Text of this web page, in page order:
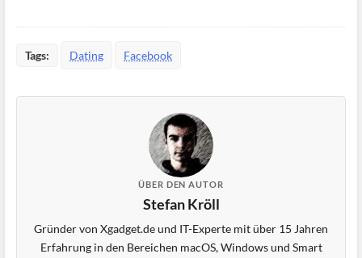
Tags: Dating Facebook
ÜBER DEN AUTOR
Stefan Kröll
Gründer von Xgadget.de und IT-Experte mit über 15 Jahren
Erfahrung in den Bereichen macOS, Windows und Smart